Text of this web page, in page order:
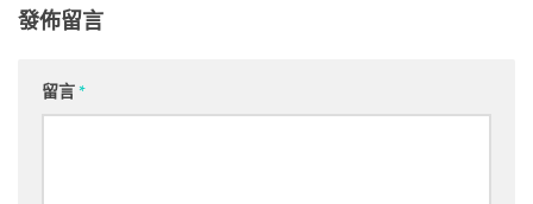
發佈留言
留言*